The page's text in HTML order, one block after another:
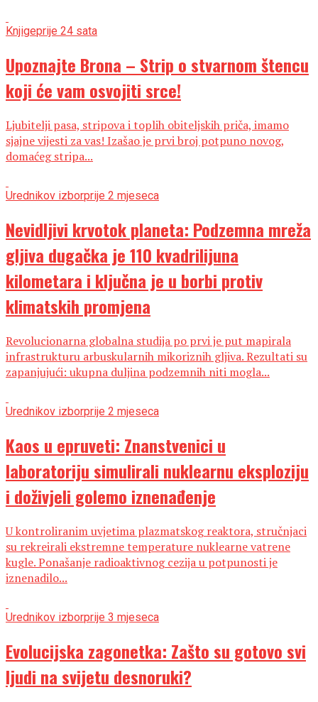
Knjigeprije 24 sata
Upoznajte Brona – Strip o stvarnom štencu
koji će vam osvojiti srce!
Ljubitelji pasa, stripova i toplih obiteljskih priča, imamo
sjajne vijesti za vas! Izašao je prvi broj potpuno novog,
domaćeg stripa...
Urednikov izborprije 2 mjeseca
Nevidljivi krvotok planeta: Podzemna mreža
gljiva dugačka je 110 kvadrilijuna
kilometara i ključna je u borbi protiv
klimatskih promjena
Revolucionarna globalna studija po prvi je put mapirala
infrastrukturu arbuskularnih mikoriznih gljiva. Rezultati su
zapanjujući: ukupna duljina podzemnih niti mogla...
Urednikov izborprije 2 mjeseca
Kaos u epruveti: Znanstvenici u
laboratoriju simulirali nuklearnu eksploziju
i doživjeli golemo iznenađenje
U kontroliranim uvjetima plazmatskog reaktora, stručnjaci
su rekreirali ekstremne temperature nuklearne vatrene
kugle. Ponašanje radioaktivnog cezija u potpunosti je
iznenadilo...
Urednikov izborprije 3 mjeseca
Evolucijska zagonetka: Zašto su gotovo svi
ljudi na svijetu desnoruki?